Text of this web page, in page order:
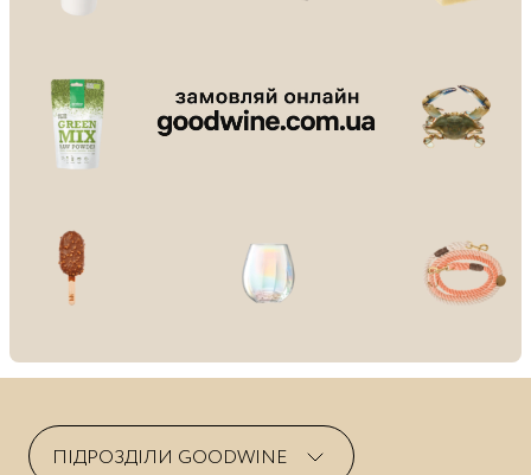
ПІДРОЗДІЛИ GOODWINE